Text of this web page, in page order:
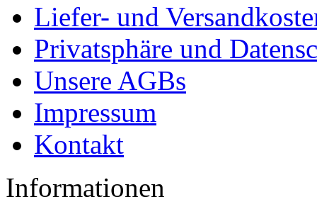
Liefer- und
Privatsphäre und
Unsere AGBs
Impressum
Kontakt
Informationen